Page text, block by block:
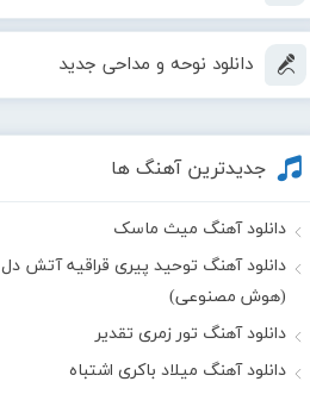
دانلود نوحه و مداحی جدید
جدیدترین آهنگ ها
دانلود آهنگ میث ماسک
دانلود آهنگ توحید پیری قراقیه آتش دل
(هوش مصنوعی)
دانلود آهنگ تور زمری تقدیر
دانلود آهنگ میلاد باکری اشتباه